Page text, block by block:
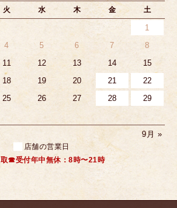
火 水 木 金 土
1
4 5 6 7
8
11 12 13 14
15
18 19 20 21
22
25 26 27 28
29
9月 »
店舗の営業日
☎受付年中無休：8時〜21時